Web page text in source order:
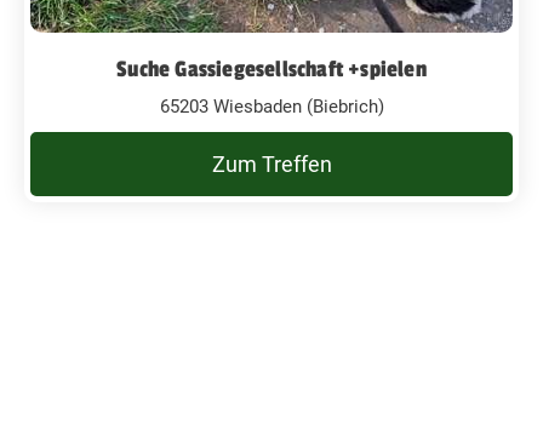
Suche Gassiegesellschaft +spielen
65203 Wiesbaden (Biebrich)
Zum Treffen